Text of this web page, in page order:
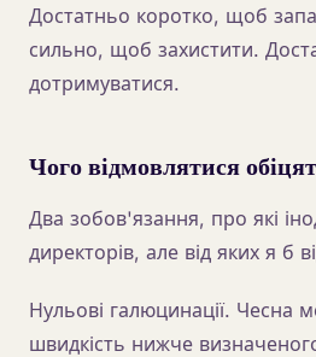
Достатньо коротко, щоб
сильно, щоб захистити.
дотримуватися.
Чого відмовлятися
Два зобов'язання, про які
директорів, але від яких я б
Нульові галюцинації. Чесна
швидкість нижче